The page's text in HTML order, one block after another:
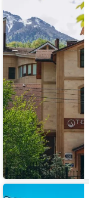
дом
О,Тепло
Гостевой